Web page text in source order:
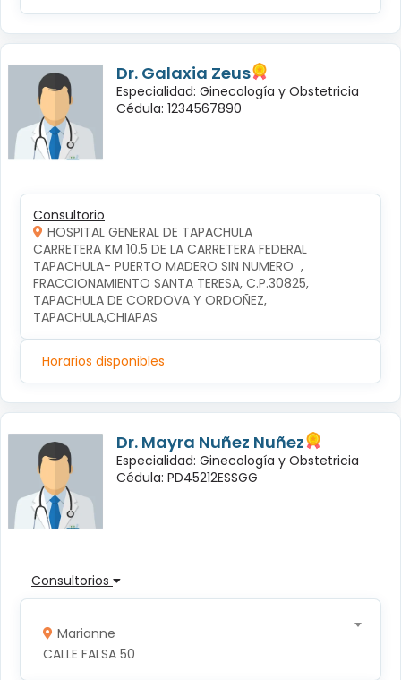
Dr. Galaxia Zeus
Especialidad: Ginecología y Obstetricia
Cédula: 1234567890
Consultorio
HOSPITAL GENERAL DE TAPACHULA
CARRETERA KM 10.5 DE LA CARRETERA FEDERAL
TAPACHULA- PUERTO MADERO SIN NUMERO  ,
FRACCIONAMIENTO SANTA TERESA, C.P.30825,
TAPACHULA DE CORDOVA Y ORDOÑEZ,
TAPACHULA,CHIAPAS
Horarios disponibles
Dr. Mayra Nuñez Nuñez
Especialidad: Ginecología y Obstetricia
Cédula: PD45212ESSGG
Consultorios
Marianne
CALLE FALSA 50